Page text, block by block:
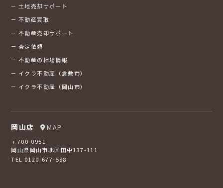
土地売却サポート
不動産買取
不動産売却サポート
査定依頼
不動産の相場情報
イクラ不動産（倉敷市）
イクラ不動産（岡山市）
岡山店 MAP
〒700-0951
岡山県岡山市北区田中137-111
TEL 0120-677-588